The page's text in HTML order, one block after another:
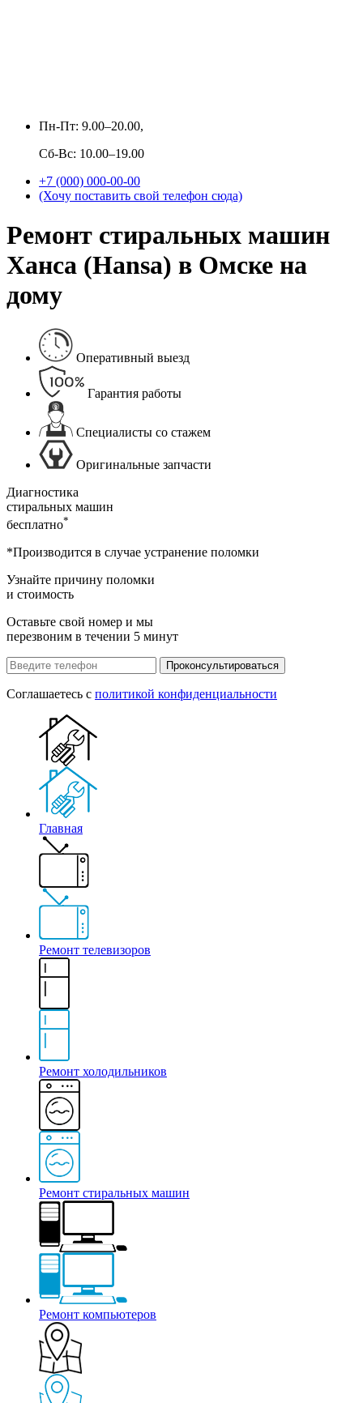
Пн-Пт: 9.00–20.00,
Сб-Вс: 10.00–19.00
+7 (000) 000-00-00
(Хочу поставить свой телефон сюда)
Ремонт стиральных машин
Ханса (Hansa) в Омске на
дому
Оперативный выезд
Гарантия работы
Специалисты со стажем
Оригинальные запчасти
Диагностика
стиральных машин
бесплатно*
*Производится в случае устранение поломки
Узнайте причину поломки
и стоимость
Оставьте свой номер и мы
перезвоним в течении 5 минут
Проконсультироваться
Соглашаетесь с политикой конфиденциальности
Главная
Ремонт телевизоров
Ремонт холодильников
Ремонт стиральных машин
Ремонт компьютеров